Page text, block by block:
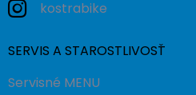
kostrabike
SERVIS A STAROSTLIVOSŤ
Servisné MENU